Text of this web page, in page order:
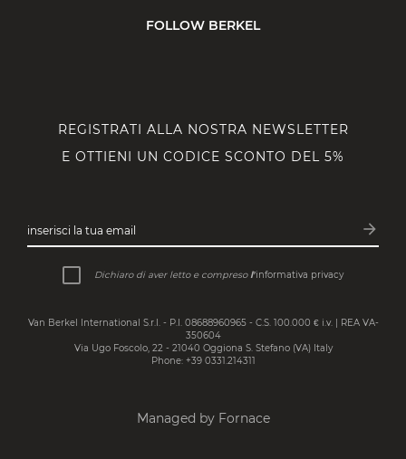
FOLLOW BERKEL
REGISTRATI ALLA NOSTRA NEWSLETTER
E OTTIENI UN CODICE SCONTO DEL 5%
inserisci la tua email arrow_forward
Dichiaro di aver letto e compreso l’informativa privacy
Van Berkel International S.r.l. - P.I. 08688960965 - C.S. 100.000 € i.v. | REA VA-
350604
Via Ugo Foscolo, 22 - 21040 Oggiona S. Stefano (VA) Italy
Phone: +39 0331.214311
Managed by Fornace